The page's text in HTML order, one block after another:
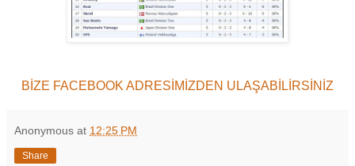
BİZE FACEBOOK ADRESİMİZDEN ULAŞABİLİRSİNİZ
Anonymous at 12:25 PM
Share